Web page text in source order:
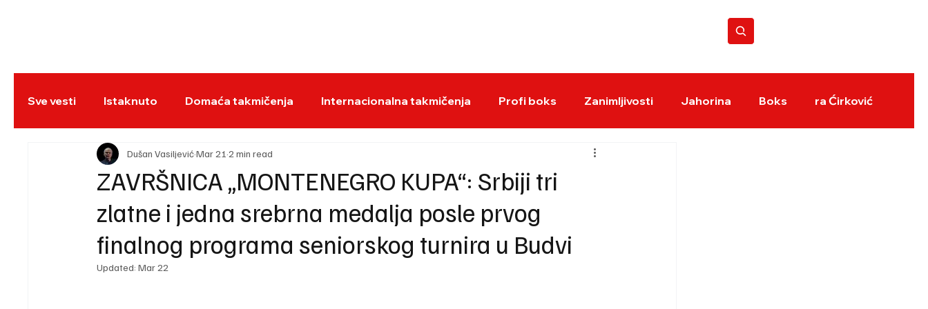
BOKS
REC
Sve vesti Istaknuto Domaća takmičenja Internacionalna takmičenja Profi boks Zanimljivosti Jahorina Boks ra Ćirković
ZAVRŠNICA „MONTENEGRO KUPA“: Srbiji tri
zlatne i jedna srebrna medalja posle prvog
finalnog programa seniorskog turnira u Budvi
Dušan VasiljevićMar 21 2 min read
Updated:Mar 22